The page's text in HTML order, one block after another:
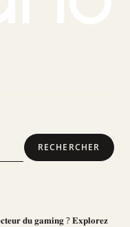
RECHERCHER
𝐝𝐮 𝐠𝐚𝐦𝐢𝐧𝐠 ? 𝐄𝐱𝐩𝐥𝐨𝐫𝐞𝐳